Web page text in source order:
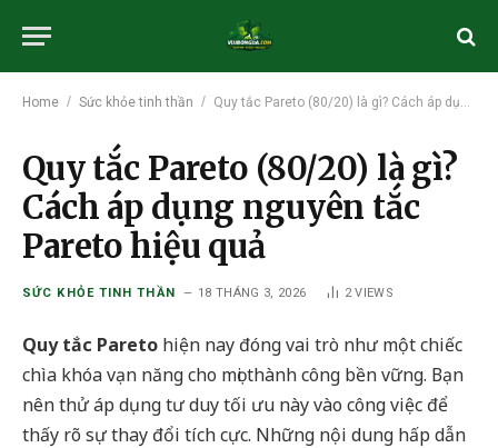
Home / Sức khỏe tinh thần / Quy tắc Pareto (80/20) là gì? Cách áp dụng nguyên tắc Pareto hiệu quả
Quy tắc Pareto (80/20) là gì?
Cách áp dụng nguyên tắc
Pareto hiệu quả
SỨC KHỎE TINH THẦN 18 THÁNG 3, 2026 2VIEWS
Quy tắc Pareto hiện nay đóng vai trò như một chiếc
chìa khóa vạn năng cho mọi thành công bền vững. Bạn
nên thử áp dụng tư duy tối ưu này vào công việc để
thấy rõ sự thay đổi tích cực. Những nội dung hấp dẫn